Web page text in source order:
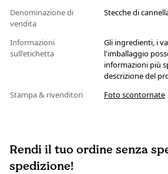
Denominazione di
vendita
Stecche di
Informazioni
sull'etichetta
Gli ingredienti, i
l'imballaggio
informazioni più
descrizione del
Stampa & rivenditori
Foto scontornate
Rendi il tuo ordine senza
spedizione!